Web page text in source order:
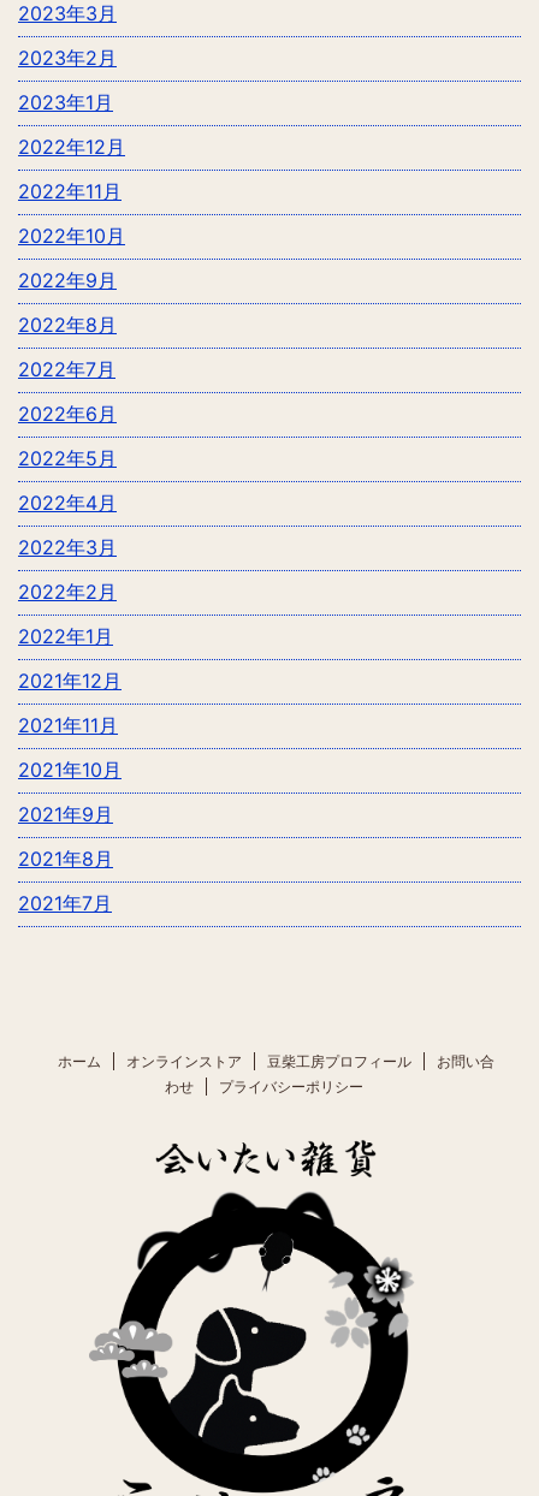
2023年3月
2023年2月
2023年1月
2022年12月
2022年11月
2022年10月
2022年9月
2022年8月
2022年7月
2022年6月
2022年5月
2022年4月
2022年3月
2022年2月
2022年1月
2021年12月
2021年11月
2021年10月
2021年9月
2021年8月
2021年7月
ホーム オンラインストア 豆柴工房プロフィール
お問い合
わせ
プライバシーポリシー